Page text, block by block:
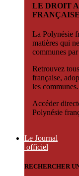
LE DROIT
FRANÇAISE
La Polynésie
matières qui
communes
Retrouvez
française,
les communes.
Accéder
Polynésie
Le Journal
officiel
RECHERCHER